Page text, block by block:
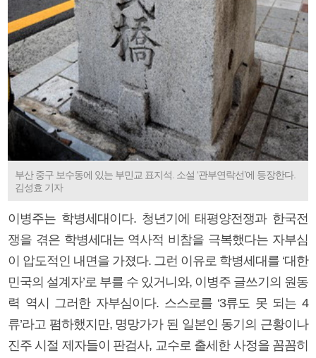
부산 중구 보수동에 있는 부민교 표지석. 소설 ‘관부연락선’에 등장한다.
김성효 기자
이병주는 학병세대이다. 청년기에 태평양전쟁과 한국전
쟁을 겪은 학병세대는 역사적 비참을 극복했다는 자부심
이 압도적인 내면을 가졌다. 그런 이유로 학병세대를 ‘대한
민국의 설계자’로 부를 수 있거니와, 이병주 글쓰기의 원동
력 역시 그러한 자부심이다. 스스로를 ‘3류도 못 되는 4
류’라고 폄하했지만, 명망가가 된 일본인 동기의 근황이나
진주 시절 제자들이 판검사, 교수로 출세한 사정을 꼼꼼히